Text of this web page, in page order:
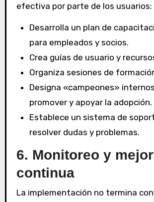
efectiva por parte de los usuarios:
Desarrolla un plan de
para empleados y socios.
Crea guías de usuario y
Organiza sesiones de
Designa «campeones»
promover y apoyar la adopción.
Establece un sistema de
resolver dudas y problemas.
6. Monitoreo y
continua
La implementación no termina